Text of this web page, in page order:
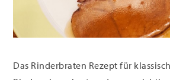
Das Rinderbraten Rezept für